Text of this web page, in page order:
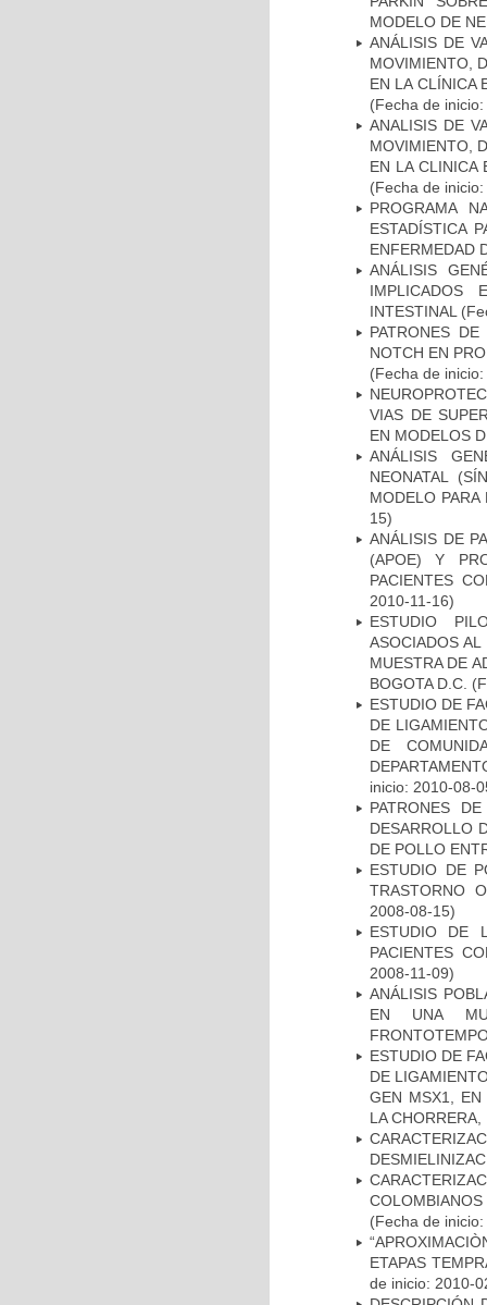
MODELO DE
ANÁLISIS DE
MOVIMIENTO,
EN LA CLÍNICA
(Fecha de
ANALISIS DE
MOVIMIENTO,
EN LA CLINICA
(Fecha de
PROGRAMA
ESTADÍSTICA
ENFERMEDAD
ANÁLISIS
IMPLICADOS
INTESTINAL
PATRONES
NOTCH EN
(Fecha de
VIAS DE
EN MODELOS
ANÁLISIS
NEONATAL
MODELO
15)
ANÁLISIS DE
(APOE) Y
PACIENTES
2010-11-16)
ESTUDIO
ASOCIADOS
MUESTRA DE
BOGOTA D.C.
ESTUDIO DE
DE
DE
inicio: 2010-08-
PATRONES
DESARROLLO
DE POLLO
ESTUDIO DE
TRASTORNO
2008-08-15)
ESTUDIO DE
PACIENTES
2008-11-09)
ANÁLISIS
EN UNA
ESTUDIO DE
DE
GEN MSX1, EN
LA
(Fecha de
ETAPAS
de inicio: 2010-